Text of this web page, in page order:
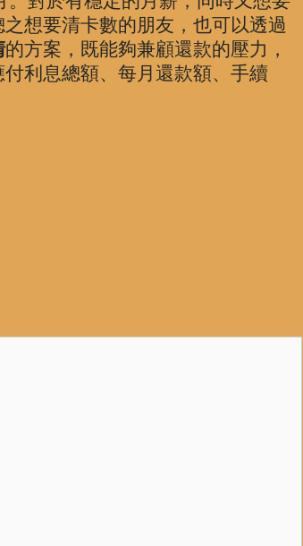
想要清卡數的朋友，也可以透過
的方案，既能夠兼顧還款的壓力，
利息總額、每月還款額、手續